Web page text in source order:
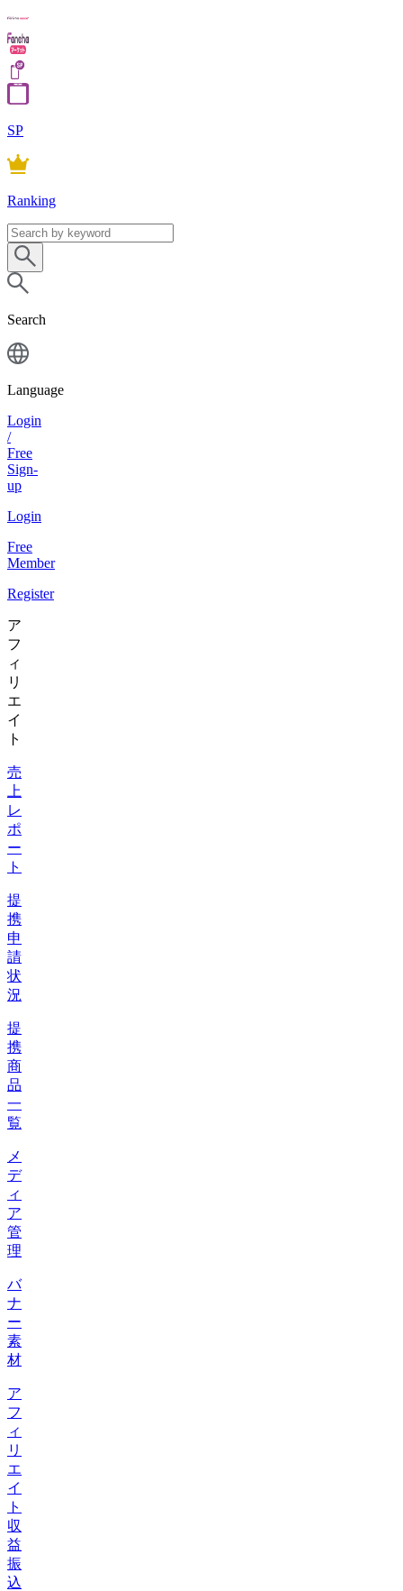
SP
Ranking
Search
Language
Login
/
Free
Sign-
up
Login
Free
Member
Register
ア
フ
ィ
リ
エ
イ
ト
売
上
レ
ポ
ー
ト
提
携
申
請
状
況
提
携
商
品
一
覧
メ
デ
ィ
ア
管
理
バ
ナ
ー
素
材
ア
フ
ィ
リ
エ
イ
ト
収
益
振
込